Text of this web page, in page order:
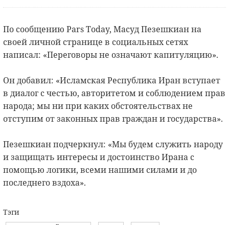
По сообщению Pars Today, Масуд Пезешкиан на
своей личной странице в социальных сетях
написал: «Переговоры не означают капитуляцию».
Он добавил: «Исламская Республика Иран вступает
в диалог с честью, авторитетом и соблюдением прав
народа; мы ни при каких обстоятельствах не
отступим от законных прав граждан и государства».
Пезешкиан подчеркнул: «Мы будем служить народу
и защищать интересы и достоинство Ирана с
помощью логики, всеми нашими силами и до
последнего вздоха».
Тэги